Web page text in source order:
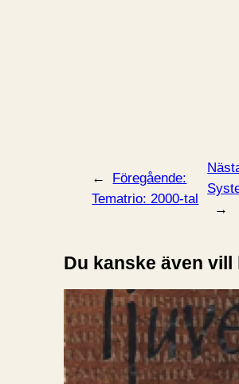
←
Föregående:
Tematrio: 2000-tal
→
Du kanske även vill